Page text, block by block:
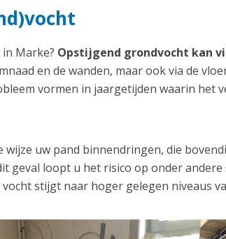
Marke? Opstijgend grondvocht kan
en de wanden, maar ook via de
vormen in jaargetijden waarin het
uw pand binnendringen, die
geval loopt u het risico op onder
stijgt naar hoger gelegen niveaus